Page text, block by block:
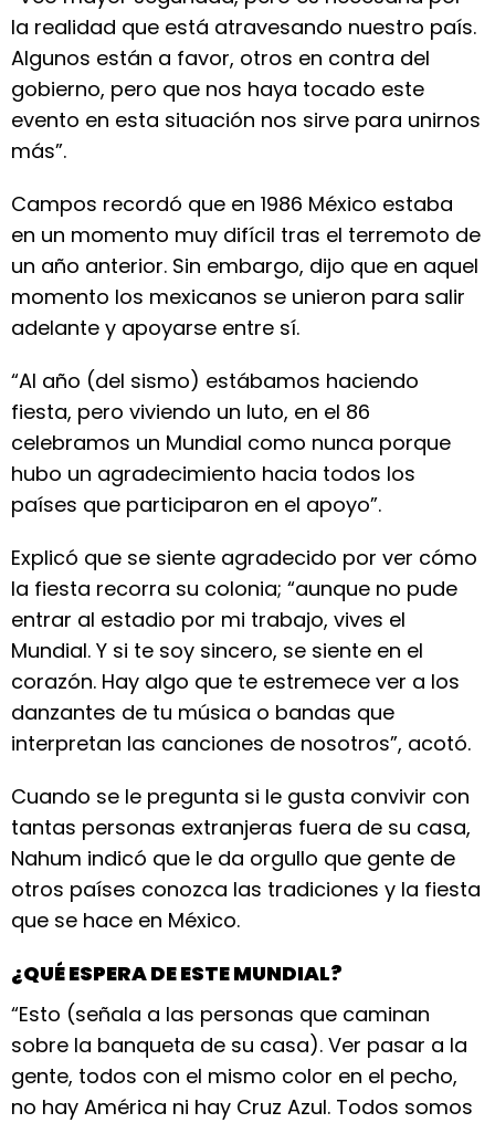
la realidad que está atravesando nuestro país.
Algunos están a favor, otros en contra del
gobierno, pero que nos haya tocado este
evento en esta situación nos sirve para unirnos
más”.
Campos recordó que en 1986 México estaba
en un momento muy difícil tras el terremoto de
un año anterior. Sin embargo, dijo que en aquel
momento los mexicanos se unieron para salir
adelante y apoyarse entre sí.
“Al año (del sismo) estábamos haciendo
fiesta, pero viviendo un luto, en el 86
celebramos un Mundial como nunca porque
hubo un agradecimiento hacia todos los
países que participaron en el apoyo”.
Explicó que se siente agradecido por ver cómo
la fiesta recorra su colonia; “aunque no pude
entrar al estadio por mi trabajo, vives el
Mundial. Y si te soy sincero, se siente en el
corazón. Hay algo que te estremece ver a los
danzantes de tu música o bandas que
interpretan las canciones de nosotros”, acotó.
Cuando se le pregunta si le gusta convivir con
tantas personas extranjeras fuera de su casa,
Nahum indicó que le da orgullo que gente de
otros países conozca las tradiciones y la fiesta
que se hace en México.
¿QUÉ ESPERA DE ESTE MUNDIAL?
“Esto (señala a las personas que caminan
sobre la banqueta de su casa). Ver pasar a la
gente, todos con el mismo color en el pecho,
no hay América ni hay Cruz Azul. Todos somos